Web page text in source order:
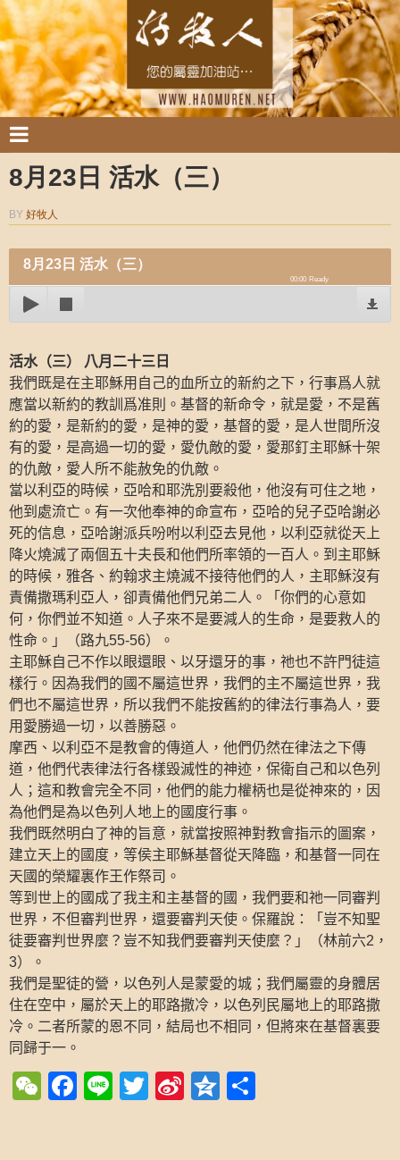
8月23日 活水（三）
BY 好牧人
8月23日 活水（三）
00:00 Ready
活水（三） 八月二十三日
我們既是在主耶穌用自己的血所立的新約之下，行事爲人就
應當以新約的教訓爲准則。基督的新命令，就是愛，不是舊
約的愛，是新約的愛，是神的愛，基督的愛，是人世間所沒
有的愛，是高過一切的愛，愛仇敵的愛，愛那釘主耶穌十架
的仇敵，愛人所不能赦免的仇敵。
當以利亞的時候，亞哈和耶洗別要殺他，他沒有可住之地，
他到處流亡。有一次他奉神的命宣布，亞哈的兒子亞哈謝必
死的信息，亞哈謝派兵吩咐以利亞去見他，以利亞就從天上
降火燒滅了兩個五十夫長和他們所率領的一百人。到主耶穌
的時候，雅各、約翰求主燒滅不接待他們的人，主耶穌沒有
責備撒瑪利亞人，卻責備他們兄弟二人。「你們的心意如
何，你們並不知道。人子來不是要減人的生命，是要救人的
性命。」（路九55-56）。
主耶穌自己不作以眼還眼、以牙還牙的事，祂也不許門徒這
樣行。因為我們的國不屬這世界，我們的主不屬這世界，我
們也不屬這世界，所以我們不能按舊約的律法行事為人，要
用愛勝過一切，以善勝惡。
摩西、以利亞不是教會的傳道人，他們仍然在律法之下傳
道，他們代表律法行各樣毀滅性的神迹，保衛自己和以色列
人；這和教會完全不同，他們的能力權柄也是從神來的，因
為他們是為以色列人地上的國度行事。
我們既然明白了神的旨意，就當按照神對教會指示的圖案，
建立天上的國度，等侯主耶穌基督從天降臨，和基督一同在
天國的榮耀裏作王作祭司。
等到世上的國成了我主和主基督的國，我們要和祂一同審判
世界，不但審判世界，還要審判天使。保羅說：「豈不知聖
徒要審判世界麼？豈不知我們要審判天使麼？」（林前六2 ，
3）。
我們是聖徒的營，以色列人是蒙愛的城；我們屬靈的身體居
住在空中，屬於天上的耶路撒冷，以色列民屬地上的耶路撒
冷。二者所蒙的恩不同，結局也不相同，但將來在基督裏要
同歸于一。
WeChat
Facebook
LineTwitter
SinaQzone